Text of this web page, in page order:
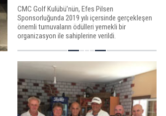
CMC Golf Kulübü’nün, Efes Pilsen
Sponsorluğunda 2019 yılı içersinde gerçekleşen
önemli turnuvaların ödülleri yemekli bir
organizasyon ile sahiplerine verildi.